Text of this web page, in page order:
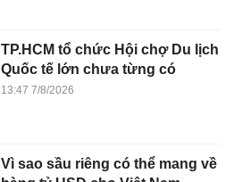
TP.HCM tổ chức Hội chợ Du lịch
Quốc tế lớn chưa từng có
13:47 7/8/2026
Vì sao sầu riêng có thể mang về